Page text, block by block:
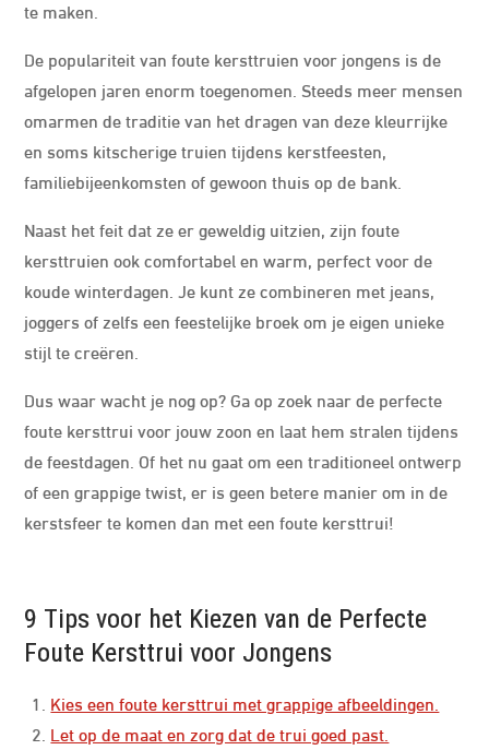
te maken.
De populariteit van foute kersttruien voor jongens is de
afgelopen jaren enorm toegenomen. Steeds meer mensen
omarmen de traditie van het dragen van deze kleurrijke
en soms kitscherige truien tijdens kerstfeesten,
familiebijeenkomsten of gewoon thuis op de bank.
Naast het feit dat ze er geweldig uitzien, zijn foute
kersttruien ook comfortabel en warm, perfect voor de
koude winterdagen. Je kunt ze combineren met jeans,
joggers of zelfs een feestelijke broek om je eigen unieke
stijl te creëren.
Dus waar wacht je nog op? Ga op zoek naar de perfecte
foute kersttrui voor jouw zoon en laat hem stralen tijdens
de feestdagen. Of het nu gaat om een traditioneel ontwerp
of een grappige twist, er is geen betere manier om in de
kerstsfeer te komen dan met een foute kersttrui!
9 Tips voor het Kiezen van de Perfecte
Foute Kersttrui voor Jongens
Kies een foute kersttrui met grappige afbeeldingen.
Let op de maat en zorg dat de trui goed past.